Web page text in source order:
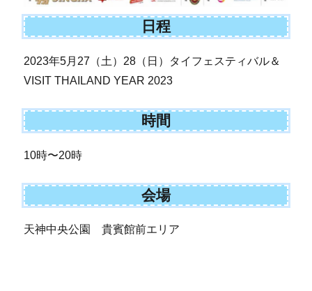
日程
2023年5月27（土）28（日）タイフェスティバル＆
VISIT THAILAND YEAR 2023
時間
10時〜20時
会場
天神中央公園 貴賓館前エリア